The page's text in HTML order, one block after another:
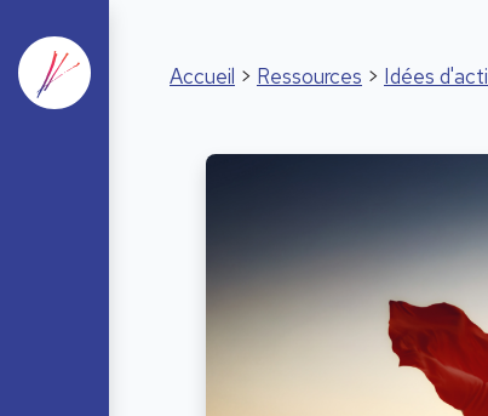
Accueil > Ressources > Idées